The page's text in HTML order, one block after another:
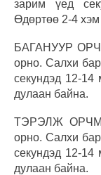
зарим үед
Өдөртөө 2-4
БАГАНУУР
орно. Салхи
секундэд 12-14
дулаан байна.
ТЭРЭЛЖ
орно. Салхи
секундэд 12-14
дулаан байна.